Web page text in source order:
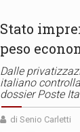
Stato
peso
Dalle
italiano
dossier Poste
di Senio Carletti